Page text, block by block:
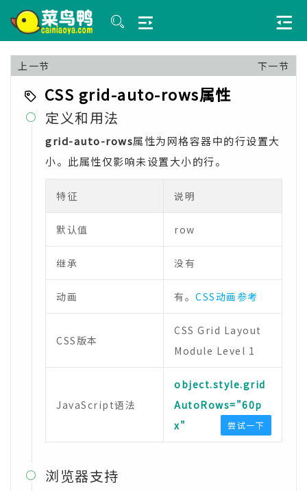
上一节 下一节
CSS grid-auto-rows属性
 定义和用法
grid-auto-rows属性为网格容器中的行设置大
小。此属性仅影响未设置大小的行。
特征 说明
默认值 row
继承 没有
动画 有。 CSS动画参考
CSS版本
CSS Grid Layout
Module Level 1
JavaScript语法
object.style.grid
AutoRows="60p
x"
尝试一下
 浏览器支持